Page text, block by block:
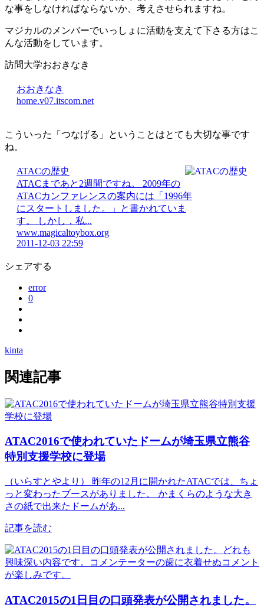
な事をしなければならないか、考えさせられますね。
マジカルのメンバーでいっしょに活動を支えて下さる方はこ
んな活動をしています。
訪問大学おおきなき
おおきなき
home.v07.itscom.net
こういった「つなげる」ということはとても大切な事です
ね。
ATACの歴史
ATACまであと2週間ですね。 2009年の
ATACカンファレンスの案内には「1996年
にスタートしました。」と書かれていま
す。 しかし，私...
www.magicaltoybox.org
2011-12-03 22:59
シェアする
error
0
kinta
関連記事
ATAC2016で使われていたドームが埼玉県立熊谷
特別支援学校に登場
（いらすとやより） 昨年の12月に開かれたATACでは、ちょ
っと変わったブースがありました。 かまくらのような大き
さの紙で出来たドームがあ...
記事を読む
ATAC2015の1日目の口頭発表が公開されました。